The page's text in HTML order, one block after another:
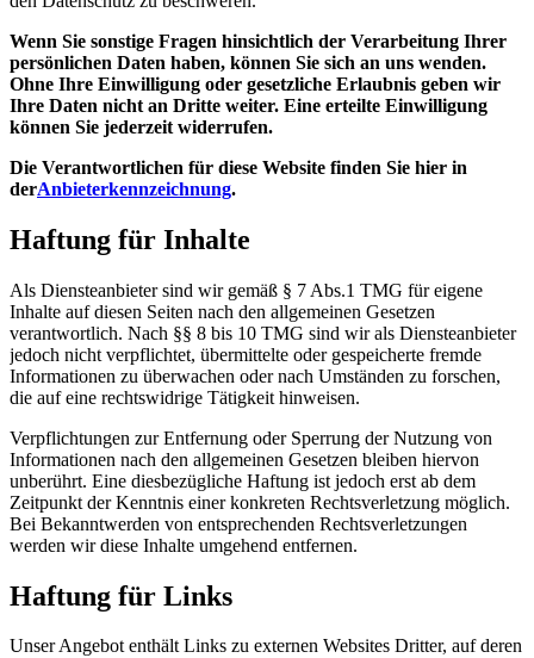
Wenn Sie sonstige Fragen hinsichtlich der Verarbeitung Ihrer
persönlichen Daten haben, können Sie sich an uns wenden.
Ohne Ihre Einwilligung oder gesetzliche Erlaubnis geben wir
Ihre Daten nicht an Dritte weiter. Eine erteilte Einwilligung
können Sie jederzeit widerrufen.
Die Verantwortlichen für diese Website finden Sie hier in
derAnbieterkennzeichnung.
Haftung für Inhalte
Als Diensteanbieter sind wir gemäß § 7 Abs.1 TMG für eigene
Inhalte auf diesen Seiten nach den allgemeinen Gesetzen
verantwortlich. Nach §§ 8 bis 10 TMG sind wir als Diensteanbieter
jedoch nicht verpflichtet, übermittelte oder gespeicherte fremde
Informationen zu überwachen oder nach Umständen zu forschen,
die auf eine rechtswidrige Tätigkeit hinweisen.
Verpflichtungen zur Entfernung oder Sperrung der Nutzung von
Informationen nach den allgemeinen Gesetzen bleiben hiervon
unberührt. Eine diesbezügliche Haftung ist jedoch erst ab dem
Zeitpunkt der Kenntnis einer konkreten Rechtsverletzung möglich.
Bei Bekanntwerden von entsprechenden Rechtsverletzungen
werden wir diese Inhalte umgehend entfernen.
Haftung für Links
Unser Angebot enthält Links zu externen Websites Dritter, auf deren